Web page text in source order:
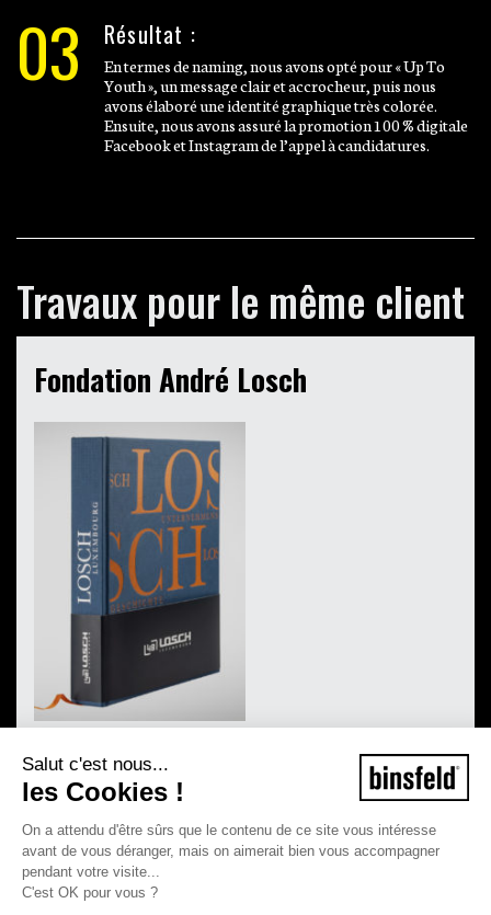
Salut c'est nous...
les Cookies !
On a attendu d'être sûrs que le contenu de ce site vous intéresse
avant de vous déranger, mais on aimerait bien vous accompagner
pendant votre visite...
C'est OK pour vous ?
03 Résultat :
En termes de naming, nous avons opté pour « Up To
Youth », un message clair et accrocheur, puis nous
avons élaboré une identité graphique très colorée.
Ensuite, nous avons assuré la promotion 100 % digitale
Facebook et Instagram de l’appel à candidatures.
Travaux pour le même client
Fondation André Losch